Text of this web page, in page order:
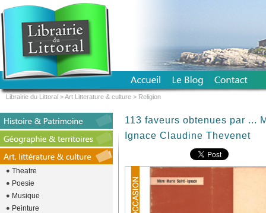
113 faveurs obtenues par ...
Ignace Claudine Thevenet
Theatre
Poesie
Musique
Peinture
Librairie du Littoral >Art Litterature & culture > Religion